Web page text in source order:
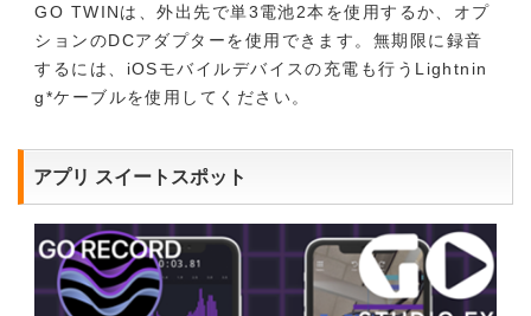
GO TWINは、外出先で単3電池2本を使用するか、オプ
ションのDCアダプターを使用できます。無期限に録音
するには、iOSモバイルデバイスの充電も行うLightnin
g*ケーブルを使用してください。
アプリ スイートスポット